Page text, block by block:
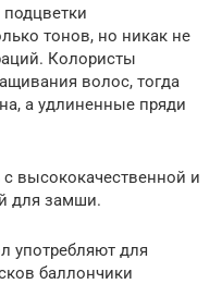
тонов, но никак не
Колористы
волос, тогда
а удлиненные пряди
высококачественной и
для замши.
употребляют для
баллончики